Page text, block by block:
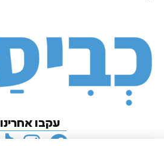
עקבו אחרינו